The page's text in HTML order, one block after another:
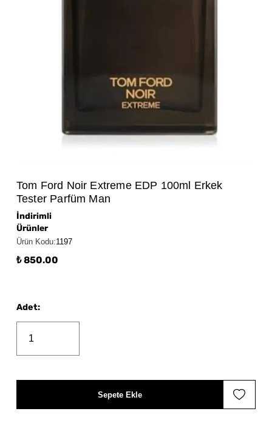
Tom Ford Noir Extreme EDP 100ml Erkek
Tester Parfüm Man
İndirimli
Ürünler
Ürün Kodu:1197
₺ 850.00
Adet:
Sepete Ekle